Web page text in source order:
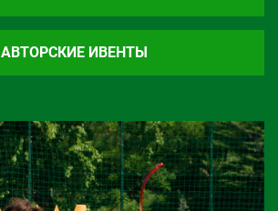
АВТОРСКИЕ ИВЕНТЫ